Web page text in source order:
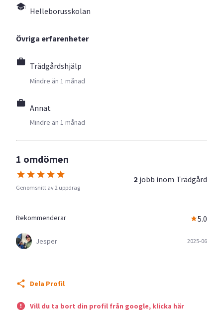
Helleborusskolan
Övriga erfarenheter
Trädgårdshjälp
Mindre än 1 månad
Annat
Mindre än 1 månad
1 omdömen
Genomsnitt av 2 uppdrag
2 jobb inom Trädgård
Rekommenderar 5.0
Jesper 2025-06
Dela Profil
Vill du ta bort din profil från google, klicka här